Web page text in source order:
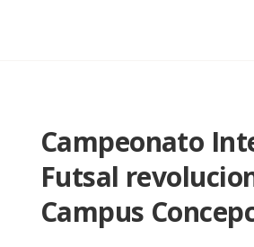
Campeonato
Futsal
Campus